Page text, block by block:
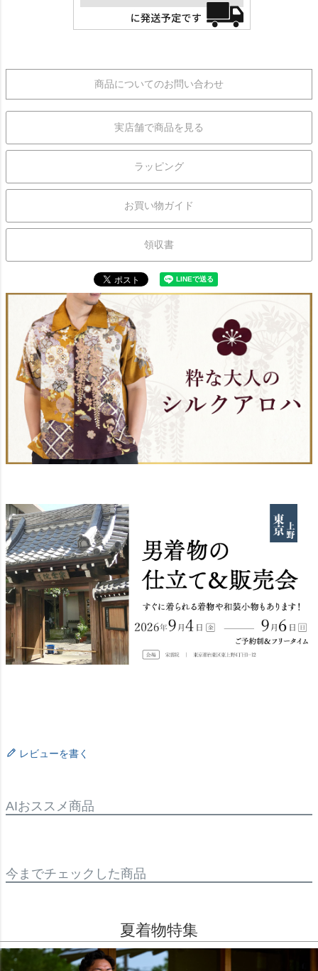
商品についてのお問い合わせ
実店舗で商品を見る
ラッピング
お買い物ガイド
領収書
レビューを書く
AIおススメ商品
今までチェックした商品
夏着物特集